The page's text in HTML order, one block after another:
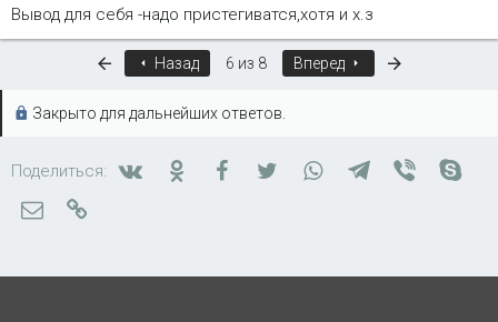
Вывод для себя -надо пристегиватся,хотя и х.з
ПервыйНазад 6 из 8 Вперед
Закрыто для дальнейших ответов.
Поделиться: ВконтактеОдноклассники
FacebookTwitterWhatsAppTelegram
Viber
Электронная почта